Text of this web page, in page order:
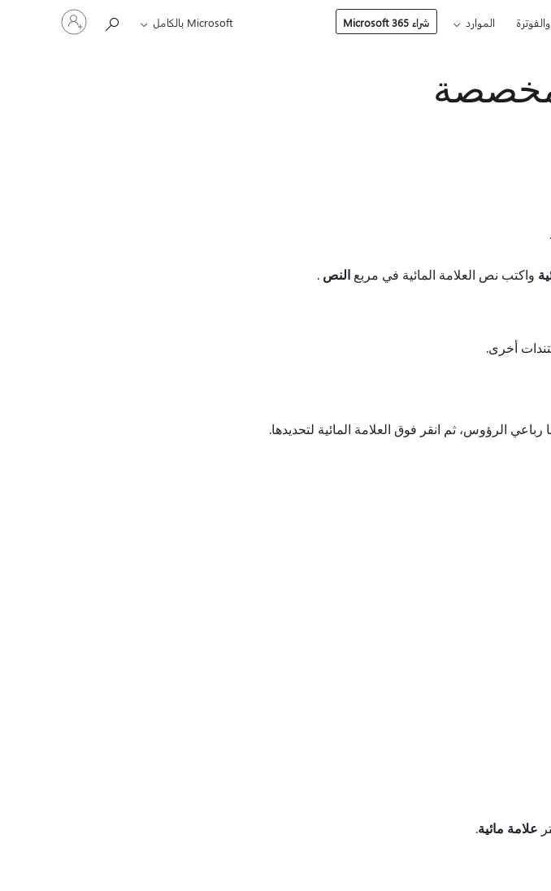
الموارد شراء Microsoft 365 Microsoft بالكامل
تسجيل
الدخول
إلى
مخصصة
.
واكتب نص العلامة المائية في مربعالنص .
أخرى.
الرؤوس، ثم انقر فوق العلامة المائية لتحديدها.
علامة مائية.